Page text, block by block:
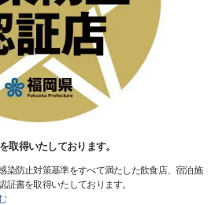
取得いたしております。
染防止対策基準をすべて満たした飲食店、宿泊施
書を取得いたしております。